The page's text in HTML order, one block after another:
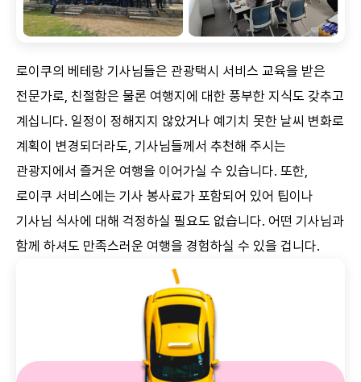
로이쿠의 베테랑 기사님들은 관광택시 서비스 교육을 받은
전문가로, 친절함은 물론 여행지에 대한 풍부한 지식도 갖추고
계십니다. 일정이 정해지지 않았거나 예기치 못한 날씨 변화로
계획이 변경되더라도, 기사님들께서 추천해 주시는
관광지에서 즐거운 여행을 이어가실 수 있습니다. 또한,
로이쿠 서비스에는 기사 봉사료가 포함되어 있어 팁이나
기사님 식사에 대해 걱정하실 필요도 없습니다. 어떤 기사님과
함께 하셔도 만족스러운 여행을 경험하실 수 있을 겁니다.